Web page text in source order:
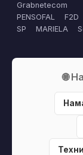
Grabnetecom
PENSOFAL
F2D
SP
MARIELA
🌐